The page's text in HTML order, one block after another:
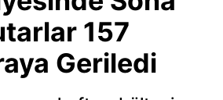
157
Geriledi